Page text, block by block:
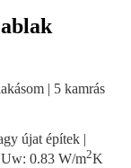
| 5 kamrás
újat építek |
Uw: 0.83 W/m2K